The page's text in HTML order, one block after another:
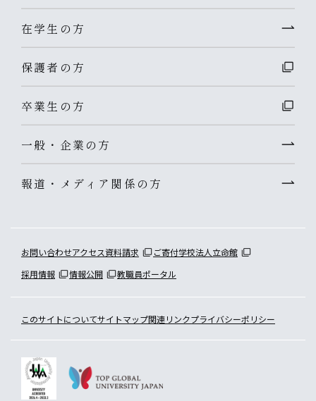
在学生の方
保護者の方
卒業生の方
一般・企業の方
報道・メディア関係の方
お問い合わせアクセス資料請求 ご寄付学校法人立命館
採用情報
情報公開 教職員ポータル
このサイトについてサイトマップ関連リンクプライバシーポリシー